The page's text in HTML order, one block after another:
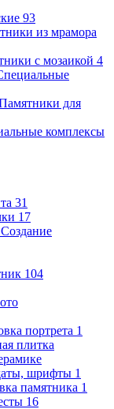
93
из мрамора
с мозаикой 4
для
комплексы
31
17
Создание
104
портрета 1
плитка
шрифты 1
памятника 1
16